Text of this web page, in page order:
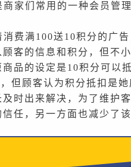
家们常用的一种会员管
费满100送10积分的广
客的信息和积分，但不
品的设定是10积分可以
但顾客认为积分抵扣是
时出来解决，为了维护
任，另一方面也减少了该